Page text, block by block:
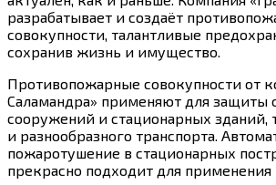
разрабатывает и создаёт
совокупности, талантливые
сохранив жизнь и имущество.
Противопожарные совокупности от
Саламандра» применяют для защиты
сооружений и стационарных зданий,
и разнообразного транспорта.
пожаротушение в стационарных
прекрасно подходит для